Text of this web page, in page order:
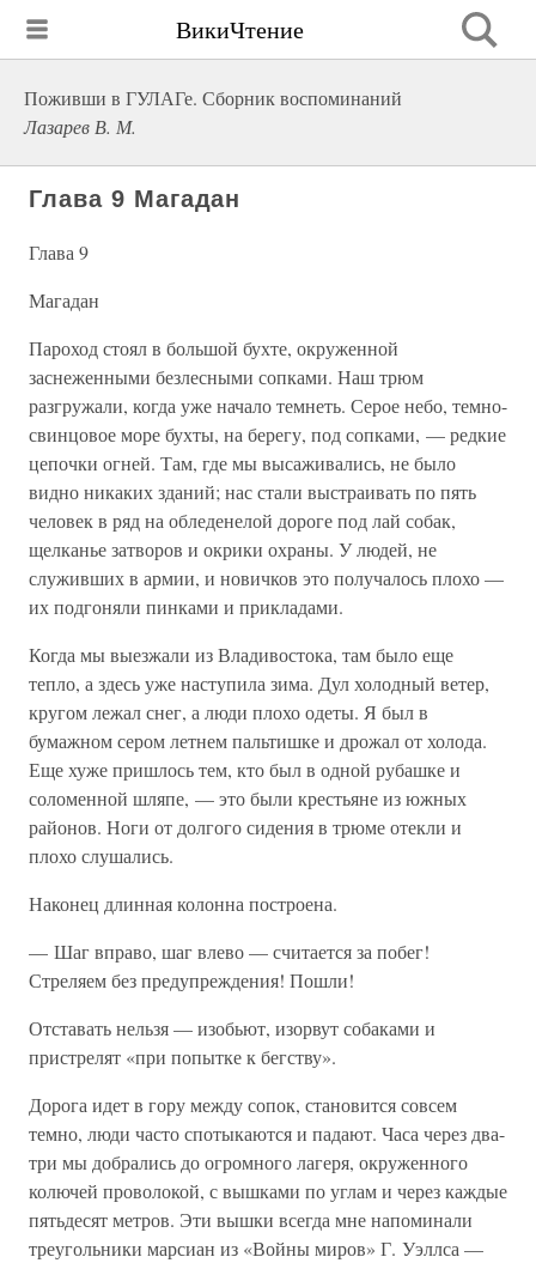
ВикиЧтение
Поживши в ГУЛАГе. Сборник воспоминаний
Лазарев В. М.
Глава 9 Магадан
Глава 9
Магадан
Пароход стоял в большой бухте, окруженной
заснеженными безлесными сопками. Наш трюм
разгружали, когда уже начало темнеть. Серое небо, темно-
свинцовое море бухты, на берегу, под сопками, — редкие
цепочки огней. Там, где мы высаживались, не было
видно никаких зданий; нас стали выстраивать по пять
человек в ряд на обледенелой дороге под лай собак,
щелканье затворов и окрики охраны. У людей, не
служивших в армии, и новичков это получалось плохо —
их подгоняли пинками и прикладами.
Когда мы выезжали из Владивостока, там было еще
тепло, а здесь уже наступила зима. Дул холодный ветер,
кругом лежал снег, а люди плохо одеты. Я был в
бумажном сером летнем пальтишке и дрожал от холода.
Еще хуже пришлось тем, кто был в одной рубашке и
соломенной шляпе, — это были крестьяне из южных
районов. Ноги от долгого сидения в трюме отекли и
плохо слушались.
Наконец длинная колонна построена.
— Шаг вправо, шаг влево — считается за побег!
Стреляем без предупреждения! Пошли!
Отставать нельзя — изобьют, изорвут собаками и
пристрелят «при попытке к бегству».
Дорога идет в гору между сопок, становится совсем
темно, люди часто спотыкаются и падают. Часа через два-
три мы добрались до огромного лагеря, окруженного
колючей проволокой, с вышками по углам и через каждые
пятьдесят метров. Эти вышки всегда мне напоминали
треугольники марсиан из «Войны миров» Г. Уэллса —